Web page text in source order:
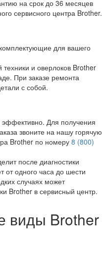
на срок до 36 месяцев
сервисного центра Brother.
для вашего
и оверлоков Brother
При заказе ремонта
с собой.
Для получения
звоните на нашу горячую
Brother по номеру 8 (800)
после диагностики
от одного часа до шести
случаях может
Brother в сервисный центр.
виды Brother